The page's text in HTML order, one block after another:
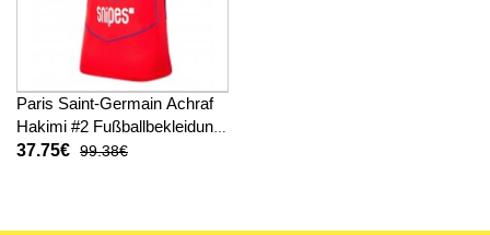
Paris Saint-Germain Achraf
Hakimi #2 Fußballbekleidung
3rd trikot Damen 2025-26
37.75€ 99.38€